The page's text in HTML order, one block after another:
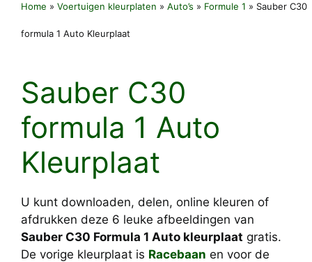
Home » Voertuigen kleurplaten » Auto’s » Formule 1 » Sauber C30
formula 1 Auto Kleurplaat
Sauber C30
formula 1 Auto
Kleurplaat
U kunt downloaden, delen, online kleuren of
afdrukken deze 6 leuke afbeeldingen van
Sauber C30 Formula 1 Auto kleurplaat gratis.
De vorige kleurplaat is Racebaan en voor de